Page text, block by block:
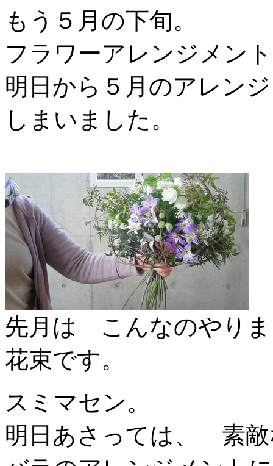
もう５月の下旬。
フラワーアレンジメン
明日から５月のアレン
しまいました。
先月は こんなのやり
花束です。
スミマセン。
明日あさっては、 素